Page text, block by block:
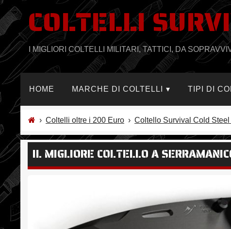
contenuto
COLTELLI
I MIGLIORI COLTELLI MILITARI, TATTICI, DA
HOME MARCHE DI COLTELLI TIPI DI
› Coltelli oltre i 200 Euro › Coltello Survival Cold Steel
IL MIGLIORE COLTELLO A